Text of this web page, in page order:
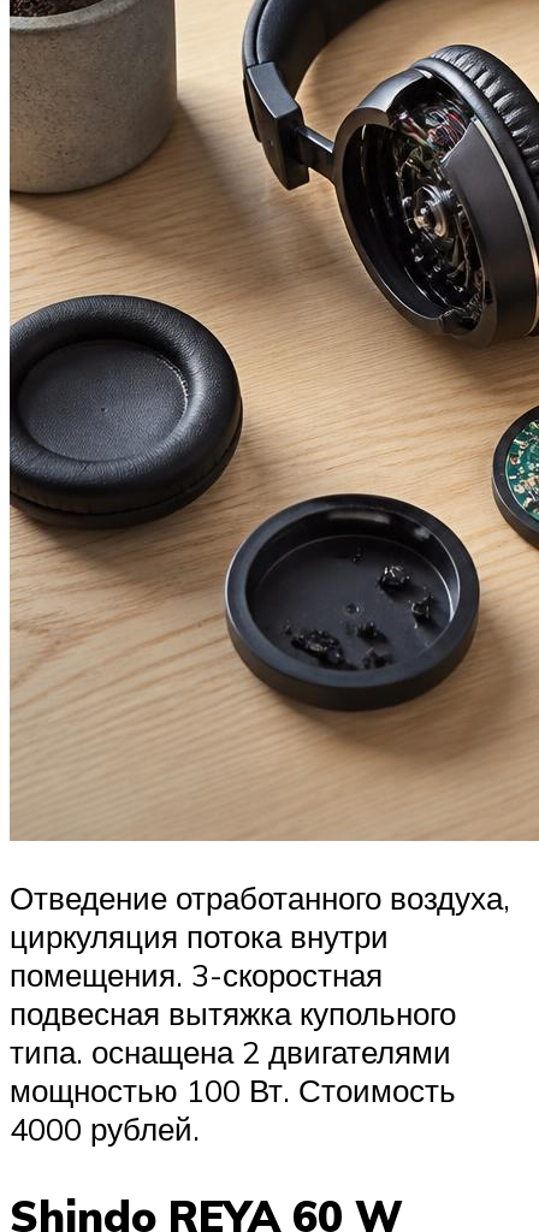
Отведение отработанного воздуха,
циркуляция потока внутри
помещения. 3-скоростная
подвесная вытяжка купольного
типа. оснащена 2 двигателями
мощностью 100 Вт. Стоимость
4000 рублей.
Shindo REYA 60 W